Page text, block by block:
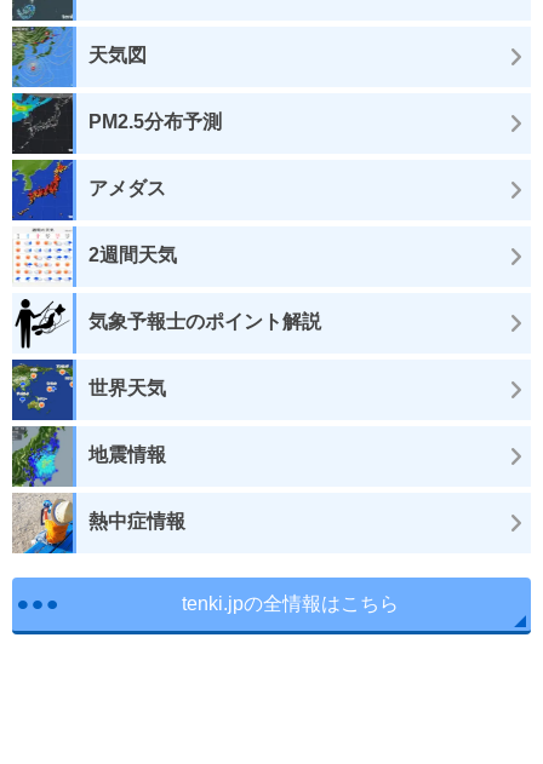
天気図
PM2.5分布予測
アメダス
2週間天気
気象予報士のポイント解説
世界天気
地震情報
熱中症情報
tenki.jpの全情報はこちら